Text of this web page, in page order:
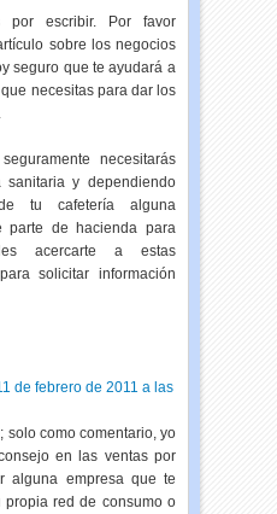
por escribir. Por favor
sobre los negocios
seguro que te ayudará a
necesitas para dar los
necesitarás
sanitaria y dependiendo
tu cafetería alguna
parte de hacienda para
acercarte a estas
solicitar información
de febrero de 2011 a las
solo como comentario, yo
en las ventas por
alguna empresa que te
propia red de consumo o